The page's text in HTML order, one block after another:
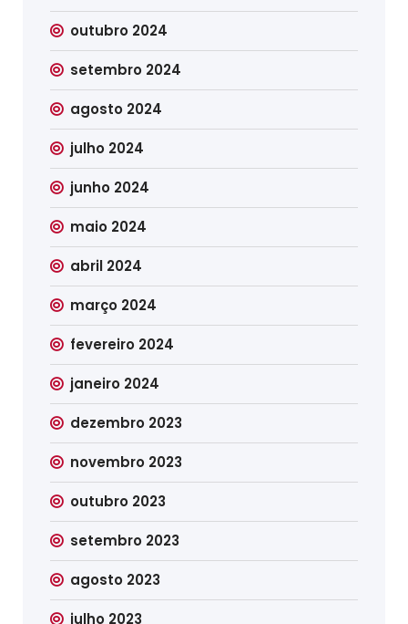
outubro 2024
setembro 2024
agosto 2024
julho 2024
junho 2024
maio 2024
abril 2024
março 2024
fevereiro 2024
janeiro 2024
dezembro 2023
novembro 2023
outubro 2023
setembro 2023
agosto 2023
julho 2023